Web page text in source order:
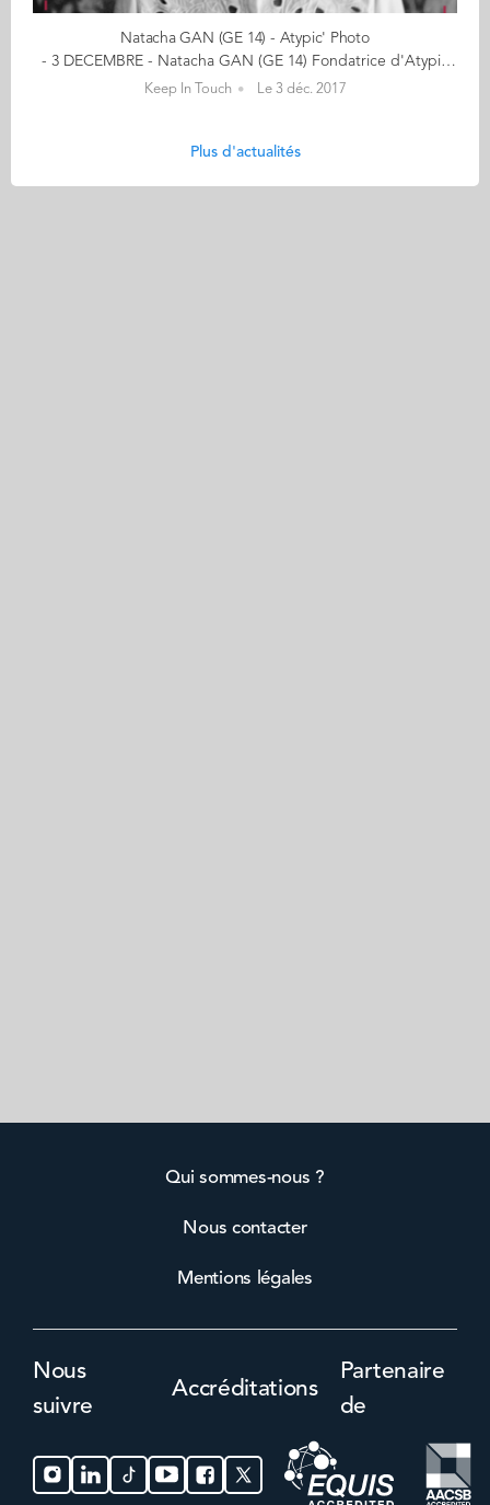
Natacha GAN (GE 14) - Atypic' Photo
- 3 DECEMBRE - Natacha GAN (GE 14) Fondatrice d'Atypic' Photo Offrez une balade photo insolite en cliquant ici "C’est par l’argentique que ma passion pour la photo a commencé, il y a plus de 15 ans" Natacha a eu l’occasion de consacrer son API à la photo (Brassaï, Paris XV), puis de travailler durant 3 ans dans un cabinet d’études et de conseil dans le secteur de l’environnement (Gallileo) avant de se dédier entièrement à la photographie en fondant ATYPIC’. Son ambition ? Donner à voir la ville telle qu’un photographe la perçoit et démocratiser l’apprentissage de la photo. Natacha vous embarque dans son univers avec quelques clichés qui, pour elle, ont une vraie portée symbolique sur ce qu’est le parcours entrepreneurial. . Entreprendre, c’est savoir passer par des zones d’ombre… et de lumière ! On idéalise aujourd’hui beaucoup la création d’entreprise, le fait d’être « à son compte » et d’être « libre »… Mais entreprendre, c’est une forme de liberté créative, mais pas une liberté d’esprit ! Entreprendre, c’est savoir toujours regarder vers le haut, vers ce qui nous anime, tester, se tromper et rebondir ! Rester « focus » sur son ADN, ses valeurs, son projet tels qu’on l’envisage. En tant qu’entrepreneur(e), on reçoit toujours beaucoup de conseils, de divers horizons, de personnes qui vont percevoir votre projet sous un angle différent : il faut savoir ce qui peut vraiment donner une plus-value à son projet, et mettre le reste entre parenthèses. Des rencontres formidables et des plus enrichissantes : provoquées, fortuites, amenées, mais toutes fantastiques ! << (re)découvrez l'ensemble de votre CALENDRIER DE L'AVENT ici >> Découvrez les entreprises des entrepreneurs ici...
Keep In Touch Le 3 déc. 2017
Plus d'actualités
Qui sommes-nous ?
Nous contacter
Mentions légales
Nous
suivre
Accréditations
Partenaire
de